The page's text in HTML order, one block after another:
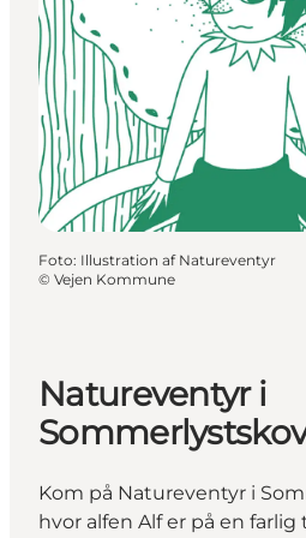
Foto: Illustration af Natureventyr
© Vejen Kommune
Natureventyr i
Kom på Natureventyr i
hvor alfen Alf er på en